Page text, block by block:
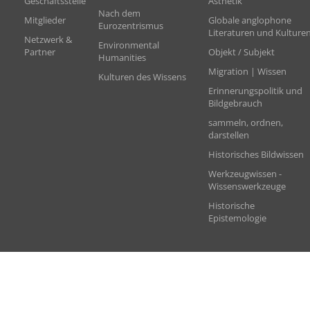
Mitglieder
Netzwerk &
Partner
Nach dem
Eurozentrismus
Environmental
Humanities
Kulturen des Wissens
Globale anglophone
Literaturen und Kulturen
Objekt / Subjekt
Migration | Wissen
Erinnerungspolitik und
Bildgebrauch
sammeln, ordnen,
darstellen
Historisches Bildwissen
Werkzeugwissen -
Wissenswerkzeuge
Historische
Epistemologie